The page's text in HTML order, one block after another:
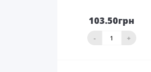
103.50грн
- +
До
кошика